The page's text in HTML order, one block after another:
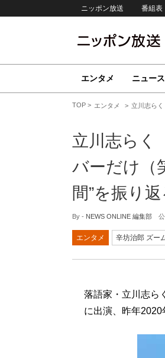
ニッポン放送 番組表
エンタメ ニュース
TOP エンタメ 立川志ら
立川志らく
バーだけ（
間”を振り返
By - NEWS ONLINE 編集部 公
エンタメ 辛坊治郎 ズー
落語家・立川志ら
に出演、昨年2020